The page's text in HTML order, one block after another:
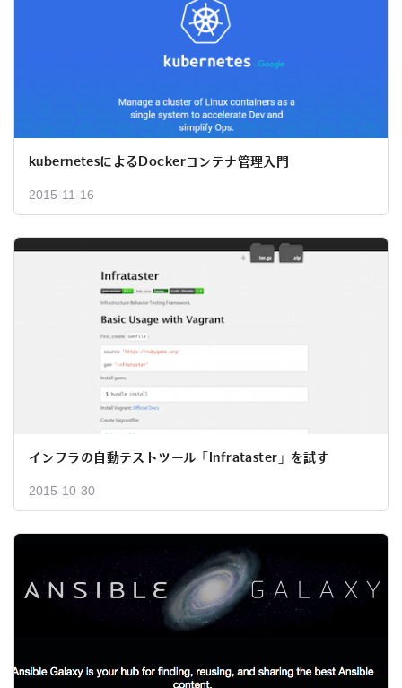
kubernetesによるDockerコンテナ管理入門
2015-11-16
インフラの自動テストツール「Infrataster」を試す
2015-10-30